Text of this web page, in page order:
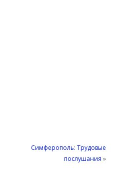
Симферополь: Трудовые
послушания »